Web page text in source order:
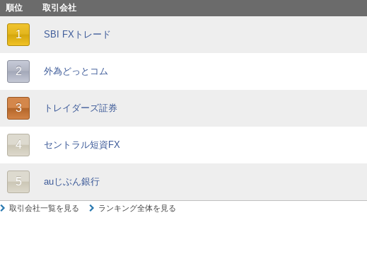
順位 取引会社
1 SBI FXトレード
2 外為どっとコム
3 トレイダーズ証券
4 セントラル短資FX
5 auじぶん銀行
取引会社一覧を見る ランキング全体を見る